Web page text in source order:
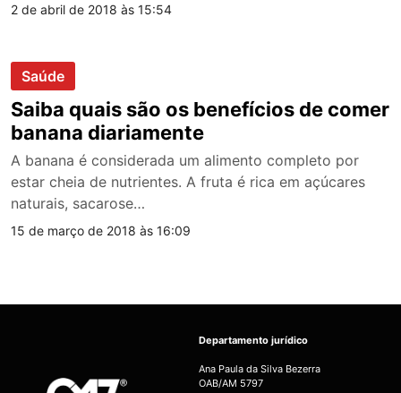
2 de abril de 2018 às 15:54
Saúde
Saiba quais são os benefícios de comer
banana diariamente
A banana é considerada um alimento completo por
estar cheia de nutrientes. A fruta é rica em açúcares
naturais, sacarose…
15 de março de 2018 às 16:09
Departamento jurídico
Ana Paula da Silva Bezerra
OAB/AM 5797